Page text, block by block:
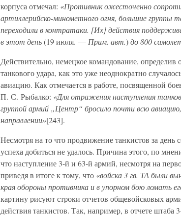
корпуса отмечал: «Противник ожесточенно
артиллерийско-минометного огня, большие группы
переходили в контратаки. [Их] действия
в этот день(19 июля. — Прим. авт.)до 800
Действительно, немецкое командование, определив
танкового удара, как это уже неоднократно
авиацию. Как отмечается в работе, посвященной
П. С. Рыбалко: «Для отражения наступления
группой армий „Центр“ бросило почти всю авиацию,
направлении»[243].
Несмотря на то что продвижение танкистов за
успеха добиться не удалось. Причина этого, по
что наступление 3-й и 63-й армий, несмотря на
приведя в итоге к тому, что «войска 3 гв. ТА были
края обороны противника и в упорном бою ломать
картину рисуют строки отчетов общевойсковых
действия танкистов. Так, например, в отчете штаба